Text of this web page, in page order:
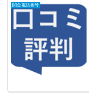
闇金電話番号